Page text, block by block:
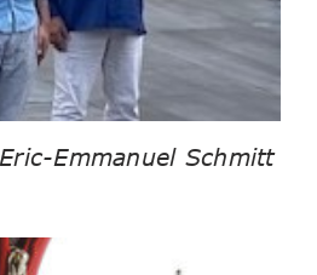
Emmanuel Schmitt